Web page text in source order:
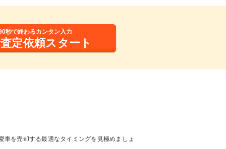
秒で終わるカンタン入力
定依頼スタート
を売却する最適なタイミングを見極めましょ